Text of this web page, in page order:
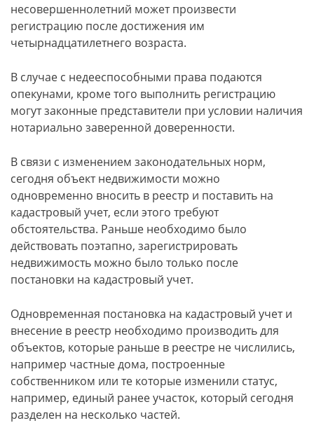
несовершеннолетний может произвести
регистрацию после достижения им
четырнадцатилетнего возраста.
В случае с недееспособными права подаются
опекунами, кроме того выполнить регистрацию
могут законные представители при условии наличия
нотариально заверенной доверенности.
В связи с изменением законодательных норм,
сегодня объект недвижимости можно
одновременно вносить в реестр и поставить на
кадастровый учет, если этого требуют
обстоятельства. Раньше необходимо было
действовать поэтапно, зарегистрировать
недвижимость можно было только после
постановки на кадастровый учет.
Одновременная постановка на кадастровый учет и
внесение в реестр необходимо производить для
объектов, которые раньше в реестре не числились,
например частные дома, построенные
собственником или те которые изменили статус,
например, единый ранее участок, который сегодня
разделен на несколько частей.